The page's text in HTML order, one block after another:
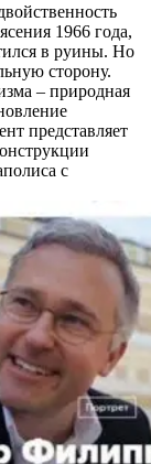
1966 года,
в руины. Но
сторону.
– природная
представляет
с